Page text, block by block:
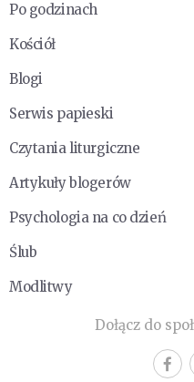
Po godzinach
Kościół
Blogi
Serwis papieski
Czytania liturgiczne
Artykuły blogerów
Psychologia na co dzień
Ślub
Modlitwy
Dołącz do